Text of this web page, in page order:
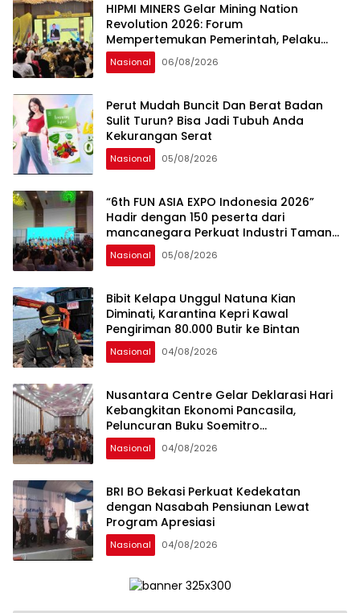
HIPMI MINERS Gelar Mining Nation
Revolution 2026: Forum
Mempertemukan Pemerintah, Pelaku
Industri, Investor, Akademisi, dan
Pengusaha dalam Mendukung
Nasional 06/08/2026
Perut Mudah Buncit Dan Berat Badan
Sulit Turun? Bisa Jadi Tubuh Anda
Kekurangan Serat
Nasional 05/08/2026
“6th FUN ASIA EXPO Indonesia 2026”
Hadir dengan 150 peserta dari
mancanegara Perkuat Industri Taman
Rekreasi dan Ekosistem Pariwisata di
Tanah Air
Nasional 05/08/2026
Bibit Kelapa Unggul Natuna Kian
Diminati, Karantina Kepri Kawal
Pengiriman 80.000 Butir ke Bintan
Nasional 04/08/2026
Nusantara Centre Gelar Deklarasi Hari
Kebangkitan Ekonomi Pancasila,
Peluncuran Buku Soemitro
Djojohadikusumo Anti Penjajahan
(Pergolakan Ekonomi Politik Indonesia) &
Undang Perekonomian Nasional dan
Kesejahteraan Sosial dalam Menata
Bangsa Menuju Indonesia Emas 2045”,
Nasional 04/08/2026
BRI BO Bekasi Perkuat Kedekatan
dengan Nasabah Pensiunan Lewat
Program Apresiasi
Nasional 04/08/2026